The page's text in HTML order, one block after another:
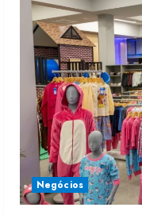
Negócios